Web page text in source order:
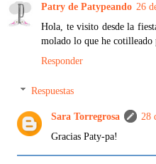
Patry de Patypeando 26
Hola, te visito desde la
molado lo que he
Responder
Respuestas
Sara Torregrosa
28
Gracias Paty-pa!